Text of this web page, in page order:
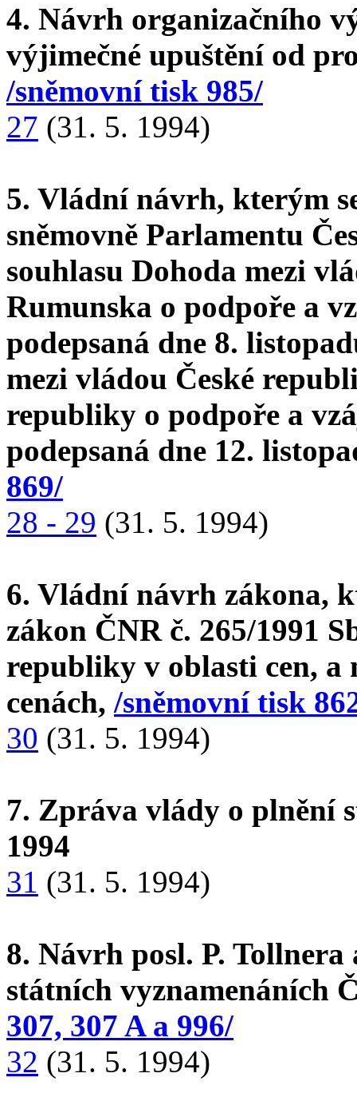
4. Návrh organizačního
výjimečné upuštění od
/sněmovní tisk 985/
27 (31. 5. 1994)
5. Vládní návrh, kterým
sněmovně Parlamentu
souhlasu Dohoda mezi
Rumunska o podpoře a
podepsaná dne 8.
mezi vládou České
republiky o podpoře a
podepsaná dne 12.
869/
28 - 29 (31. 5. 1994)
6. Vládní návrh zákona,
zákon ČNR č. 265/1991
republiky v oblasti cen, a
cenách, /sněmovní tisk
30 (31. 5. 1994)
7. Zpráva vlády o plnění
1994
31 (31. 5. 1994)
8. Návrh posl. P.
státních vyznamenáních
307, 307 A a 996/
32 (31. 5. 1994)